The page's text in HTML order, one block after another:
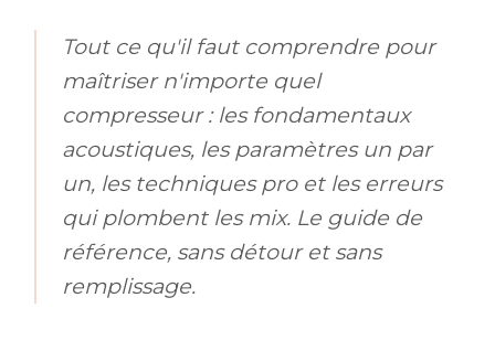
Tout ce qu'il faut comprendre pour
maîtriser n'importe quel
compresseur : les fondamentaux
acoustiques, les paramètres un par
un, les techniques pro et les erreurs
qui plombent les mix. Le guide de
référence, sans détour et sans
remplissage.